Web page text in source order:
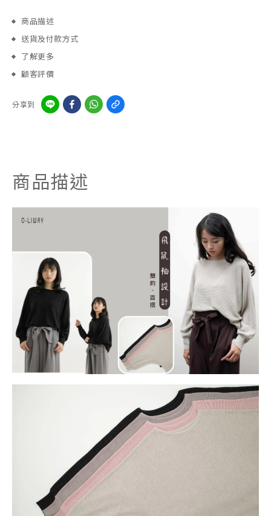
商品描述
送貨及付款方式
了解更多
顧客評價
分享到
商品描述